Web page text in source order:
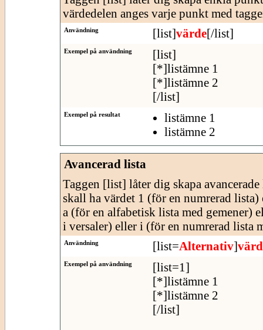
värdedelen anges varje punkt med
Användning [list]värde[/list]
Exempel på användning
[list]
[*]listämne 1
[*]listämne 2
[/list]
Exempel på resultat
listämne 1
listämne 2
Avancerad lista
Taggen [list] låter dig skapa
skall ha värdet 1 (för en numrerad
a (för en alfabetisk lista med gemener)
i versaler) eller i (för en numrerad lista
Användning [list=Alternativ]
Exempel på användning
[list=1]
[*]listämne 1
[*]listämne 2
[/list]